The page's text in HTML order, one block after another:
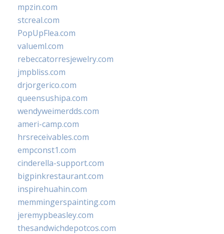
mpzin.com
stcreal.com
PopUpFlea.com
valueml.com
rebeccatorresjewelry.com
jmpbliss.com
drjorgerico.com
queensushipa.com
wendyweimerdds.com
ameri-camp.com
hrsreceivables.com
empconst1.com
cinderella-support.com
bigpinkrestaurant.com
inspirehuahin.com
memmingerspainting.com
jeremypbeasley.com
thesandwichdepotcos.com